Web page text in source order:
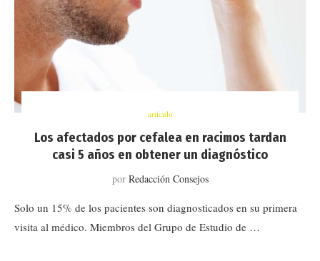
artículo
Los afectados por cefalea en racimos tardan
casi 5 años en obtener un diagnóstico
por Redacción Consejos
Solo un 15% de los pacientes son diagnosticados en su primera
visita al médico. Miembros del Grupo de Estudio de …